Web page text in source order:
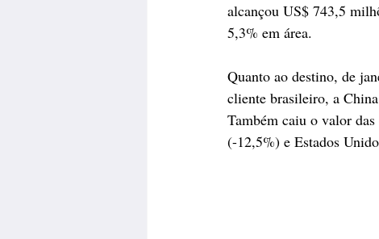
alcançou US$ 743,5
5,3% em área.
Quanto ao destino, de
cliente brasileiro, a
Também caiu o valor
(-12,5%) e Estados